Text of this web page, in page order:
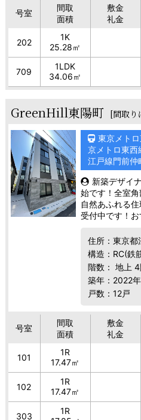
号室
間取
面積
敷金
礼金
202
1K
25.28㎡
709
1LDK
34.06㎡
GreenHill東陽町 [間取り
東京メト
京メトロ東西
江戸線門前仲
新築デザイ
始です！全室
自然あふれる
受付中です！お
住所：東京
構造：RC(鉄
階数： 地上
築年：2022
戸数：12戸
号室
間取
面積
敷金
礼金
101
1R
17.47㎡
102
1R
17.47㎡
303
1R